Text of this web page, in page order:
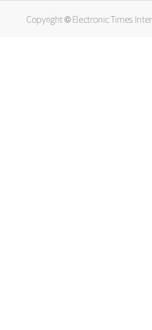
Copyright © Electronic Times